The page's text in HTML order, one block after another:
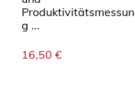
Produktivitätsmessun
g ...
16,50 €